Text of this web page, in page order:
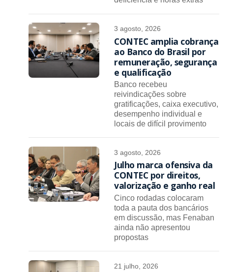
3 agosto, 2026
CONTEC amplia cobrança
ao Banco do Brasil por
remuneração, segurança
e qualificação
Banco recebeu
reivindicações sobre
gratificações, caixa executivo,
desempenho individual e
locais de difícil provimento
3 agosto, 2026
Julho marca ofensiva da
CONTEC por direitos,
valorização e ganho real
Cinco rodadas colocaram
toda a pauta dos bancários
em discussão, mas Fenaban
ainda não apresentou
propostas
21 julho, 2026